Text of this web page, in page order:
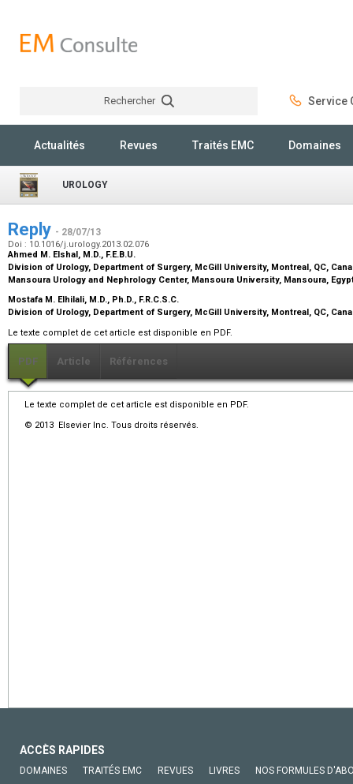
Rechercher Service
Actualités Revues Traités EMC Domaines
UROLOGY
Reply - 28/07/13
Doi : 10.1016/j.urology.2013.02.076
Ahmed M. Elshal, M.D., F.E.B.U.
Division of Urology, Department of Surgery, McGill University, Montreal, QC,
Mansoura Urology and Nephrology Center, Mansoura University, Mansoura,
Mostafa M. Elhilali, M.D., Ph.D., F.R.C.S.C.
Division of Urology, Department of Surgery, McGill University, Montreal, QC,
Le texte complet de cet article est disponible en PDF.
PDF Article Références
Le texte complet de cet article est disponible en PDF.
© 2013 Elsevier Inc. Tous droits réservés.
ACCÈS RAPIDES
DOMAINES TRAITÉS EMC REVUES LIVRES NOS FORMULES